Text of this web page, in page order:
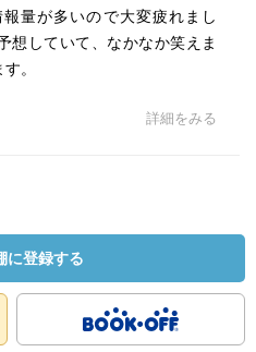
量が多いので大変疲れまし
想していて、なかなか笑えま
。
詳細をみる
に登録する